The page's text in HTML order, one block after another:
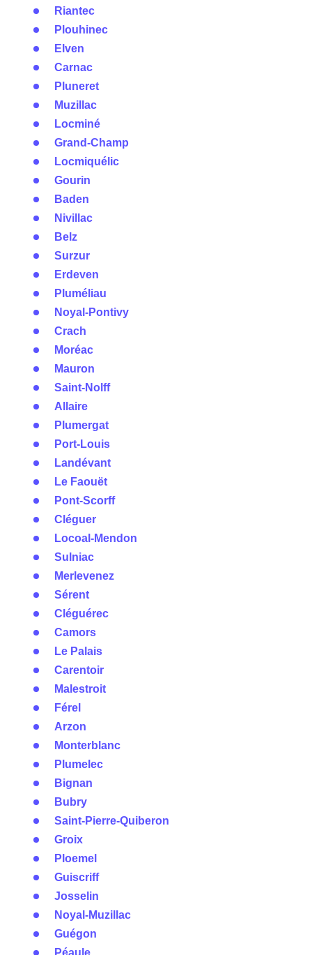
Riantec
Plouhinec
Elven
Carnac
Pluneret
Muzillac
Locminé
Grand-Champ
Locmiquélic
Gourin
Baden
Nivillac
Belz
Surzur
Erdeven
Pluméliau
Noyal-Pontivy
Crach
Moréac
Mauron
Saint-Nolff
Allaire
Plumergat
Port-Louis
Landévant
Le Faouët
Pont-Scorff
Cléguer
Locoal-Mendon
Sulniac
Merlevenez
Sérent
Cléguérec
Camors
Le Palais
Carentoir
Malestroit
Férel
Arzon
Monterblanc
Plumelec
Bignan
Bubry
Saint-Pierre-Quiberon
Groix
Ploemel
Guiscriff
Josselin
Noyal-Muzillac
Guégon
Péaule